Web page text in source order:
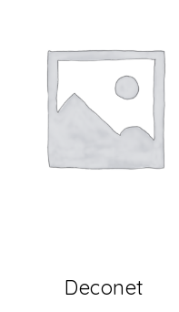
Deconet